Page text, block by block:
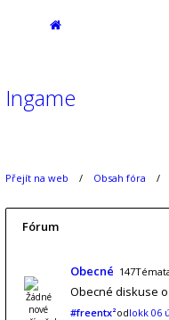
Ingame
Přejít na web Obsah fóra
Fórum
Obecné
Obecné diskuse
#freentx²odlokk 06